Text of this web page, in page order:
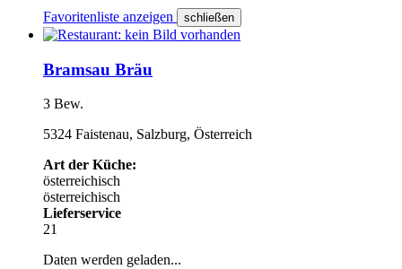
Favoritenliste anzeigen schließen
Bramsau Bräu
3 Bew.
5324 Faistenau, Salzburg, Österreich
Art der Küche:
österreichisch
österreichisch
Lieferservice
21
Daten werden geladen...